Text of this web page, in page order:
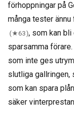
förhoppningar på
många tester
(★63), som kan
sparsamma
som inte ges
slutliga gallringen,
som kan spara
säker